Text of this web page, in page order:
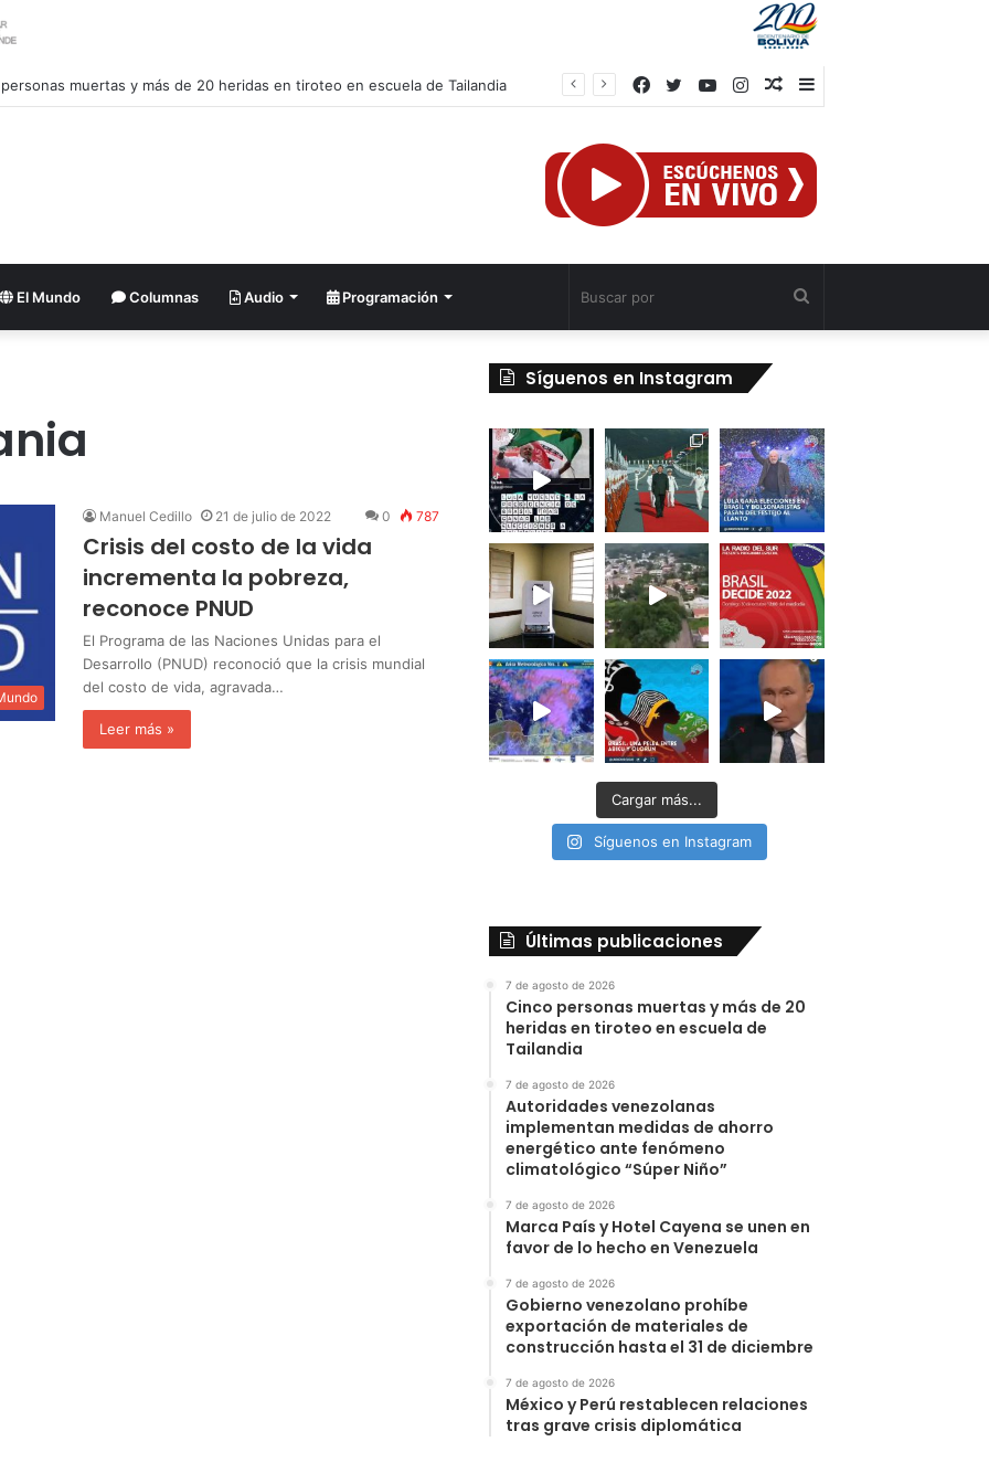
muertas y más de 20 heridas en tiroteo en escuela de Tailandia
Barra
Publicación
azar
Instagram
YouTube
Twitter
Facebook
El Mundo Columnas Audio Programación
Manuel Cedillo 21 de julio de 2022 0 787
Crisis del costo de la vida
incrementa la pobreza,
reconoce PNUD
El Programa de las Naciones Unidas para el
Desarrollo (PNUD) reconoció que la crisis mundial
del costo de vida, agravada…
Leer más »
Síguenos en Instagram
Cargar más...
Síguenos en Instagram
Últimas publicaciones
7 de agosto de 2026
Cinco personas muertas y más de 20
heridas en tiroteo en escuela de
Tailandia
7 de agosto de 2026
Autoridades venezolanas
implementan medidas de ahorro
energético ante fenómeno
climatológico “Súper Niño”
7 de agosto de 2026
Marca País y Hotel Cayena se unen en
favor de lo hecho en Venezuela
7 de agosto de 2026
Gobierno venezolano prohíbe
exportación de materiales de
construcción hasta el 31 de diciembre
7 de agosto de 2026
México y Perú restablecen relaciones
tras grave crisis diplomática